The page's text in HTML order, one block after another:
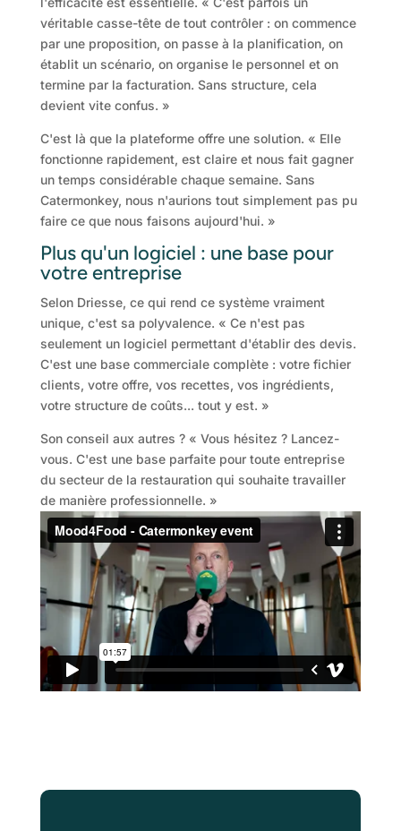
véritable casse-tête de tout contrôler : on commence
par une proposition, on passe à la planification, on
établit un scénario, on organise le personnel et on
termine par la facturation. Sans structure, cela
devient vite confus. »
C'est là que la plateforme offre une solution. « Elle
fonctionne rapidement, est claire et nous fait gagner
un temps considérable chaque semaine. Sans
Catermonkey, nous n'aurions tout simplement pas pu
faire ce que nous faisons aujourd'hui. »
Plus qu'un logiciel : une base pour
votre entreprise
Selon Driesse, ce qui rend ce système vraiment
unique, c'est sa polyvalence. « Ce n'est pas
seulement un logiciel permettant d'établir des devis.
C'est une base commerciale complète : votre fichier
clients, votre offre, vos recettes, vos ingrédients,
votre structure de coûts... tout y est. »
Son conseil aux autres ? « Vous hésitez ? Lancez-
vous. C'est une base parfaite pour toute entreprise
du secteur de la restauration qui souhaite travailler
de manière professionnelle. »